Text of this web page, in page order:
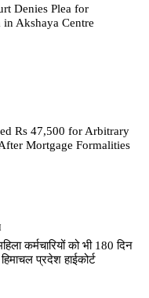
Denies Plea for
Akshaya Centre
Rs 47,500 for Arbitrary
Mortgage Formalities
कर्मचारियों को भी 180 दिन
प्रदेश हाईकोर्ट